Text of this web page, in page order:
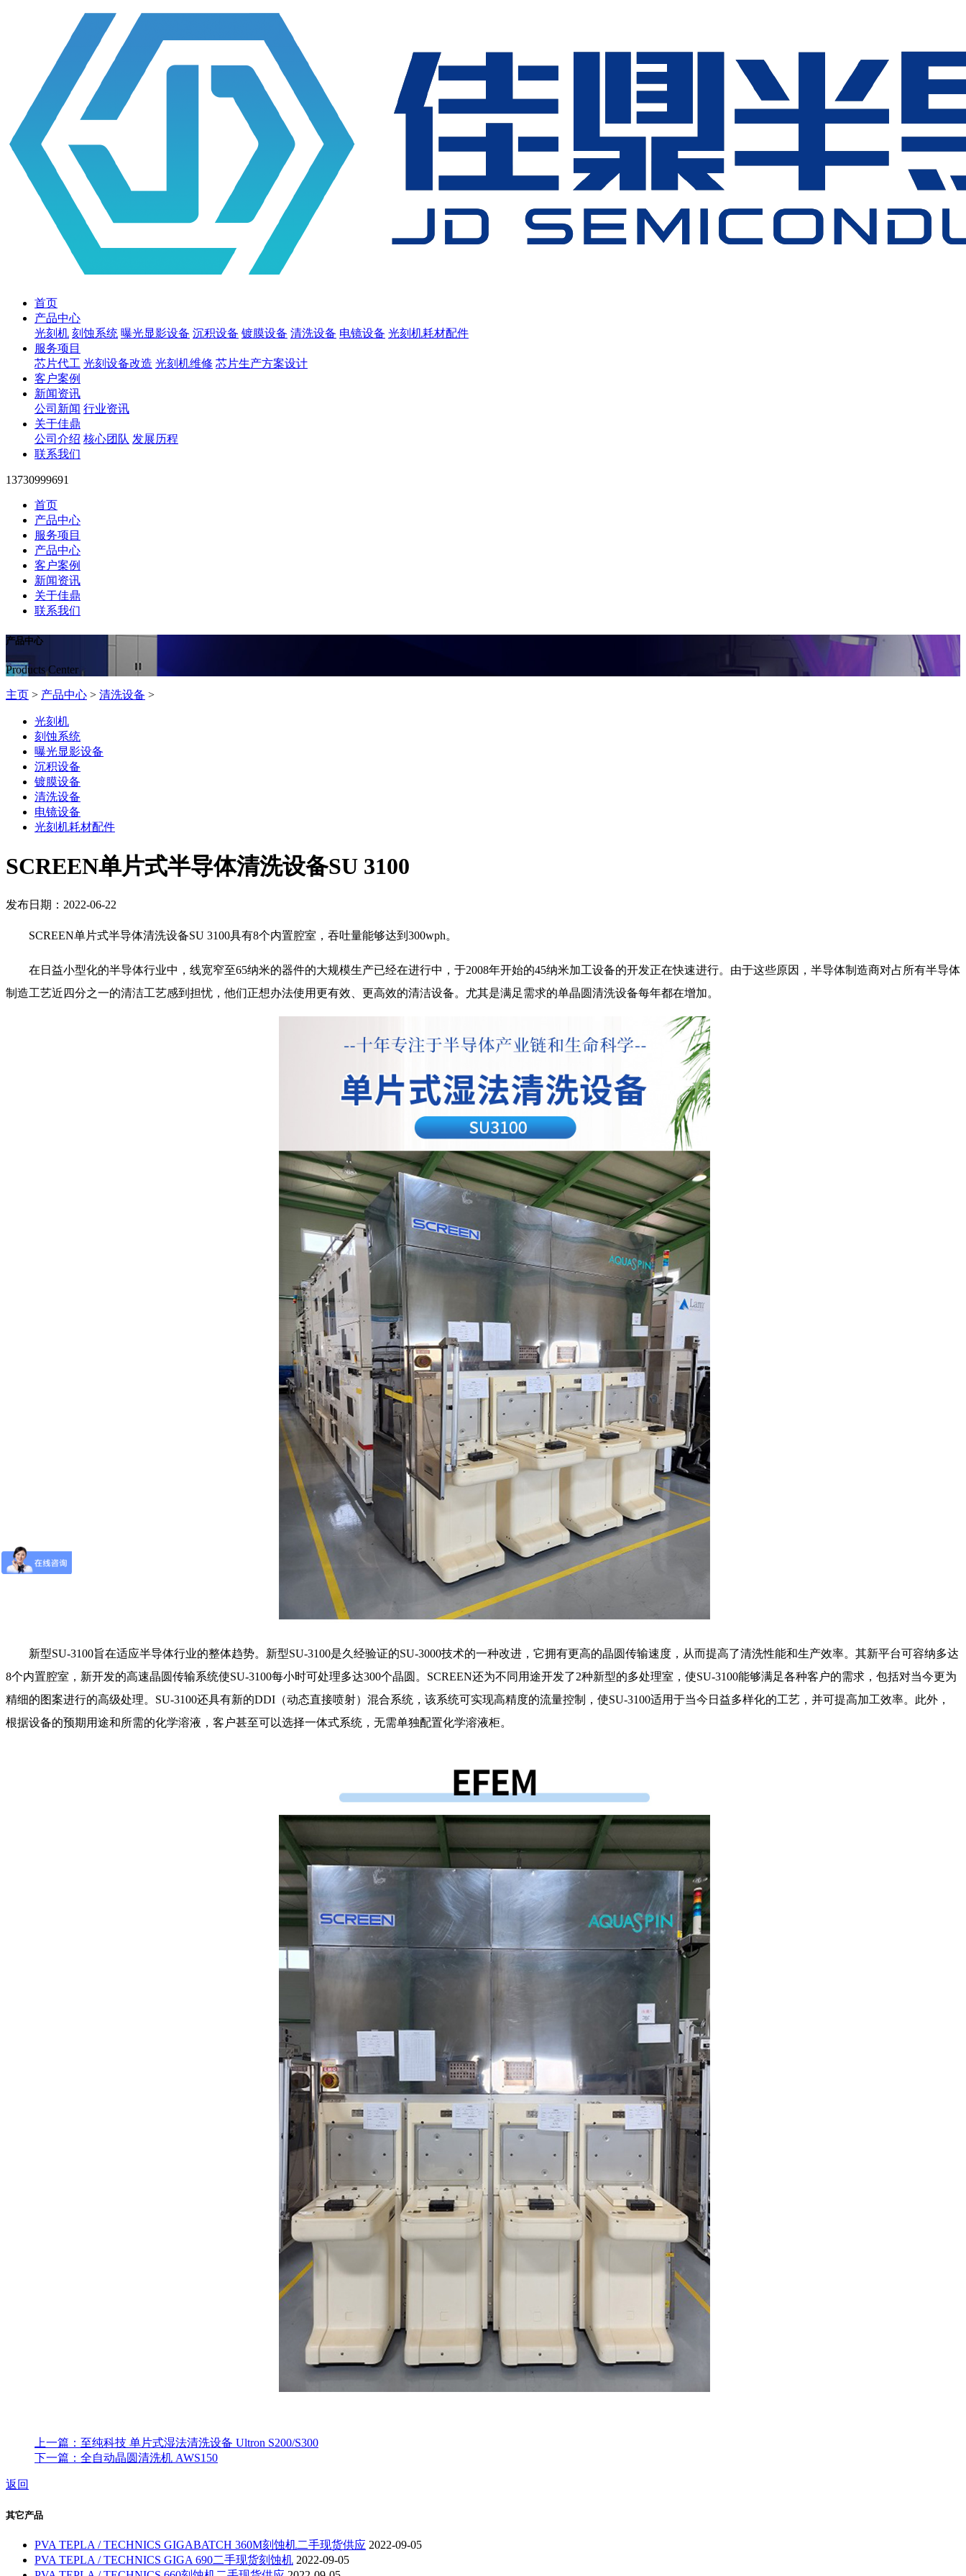
首页
产品中心
光刻机 刻蚀系统 曝光显影设备 沉积设备 镀膜设备 清洗设备 电镜设备 光刻机耗材配件
服务项目
芯片代工 光刻设备改造 光刻机维修 芯片生产方案设计
客户案例
新闻资讯
公司新闻 行业资讯
关于佳鼎
公司介绍 核心团队 发展历程
联系我们
13730999691
首页
产品中心
服务项目
产品中心
客户案例
新闻资讯
关于佳鼎
联系我们
产品中心
Products Center
主页 > 产品中心 > 清洗设备 >
光刻机
刻蚀系统
曝光显影设备
沉积设备
镀膜设备
清洗设备
电镜设备
光刻机耗材配件
SCREEN单片式半导体清洗设备SU 3100
发布日期：2022-06-22
SCREEN单片式半导体清洗设备SU 3100具有8个内置腔室，吞吐量能够达到300wph。
在日益小型化的半导体行业中，线宽窄至65纳米的器件的大规模生产已经在进行中，于2008年开始的45纳米加工设备的开发正在快速进行。由于这些原因，半导体制造商对占所有半导体
制造工艺近四分之一的清洁工艺感到担忧，他们正想办法使用更有效、更高效的清洁设备。尤其是满足需求的单晶圆清洗设备每年都在增加。
新型SU-3100旨在适应半导体行业的整体趋势。新型SU-3100是久经验证的SU-3000技术的一种改进，它拥有更高的晶圆传输速度，从而提高了清洗性能和生产效率。其新平台可容纳多达
8个内置腔室，新开发的高速晶圆传输系统使SU-3100每小时可处理多达300个晶圆。SCREEN还为不同用途开发了2种新型的多处理室，使SU-3100能够满足各种客户的需求，包括对当今更为
精细的图案进行的高级处理。SU-3100还具有新的DDI（动态直接喷射）混合系统，该系统可实现高精度的流量控制，使SU-3100适用于当今日益多样化的工艺，并可提高加工效率。此外，
根据设备的预期用途和所需的化学溶液，客户甚至可以选择一体式系统，无需单独配置化学溶液柜。
上一篇：至纯科技 单片式湿法清洗设备 Ultron S200/S300
下一篇：全自动晶圆清洗机 AWS150
返回
其它产品
PVA TEPLA / TECHNICS GIGABATCH 360M刻蚀机二手现货供应 2022-09-05
PVA TEPLA / TECHNICS GIGA 690二手现货刻蚀机 2022-09-05